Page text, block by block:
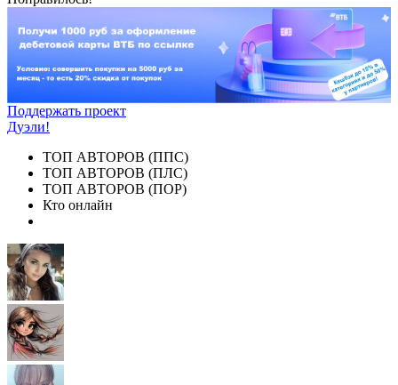
Поддержать проект
Дуэли!
ТОП АВТОРОВ (ППС)
ТОП АВТОРОВ (ПЛС)
ТОП АВТОРОВ (ПОР)
Кто онлайн